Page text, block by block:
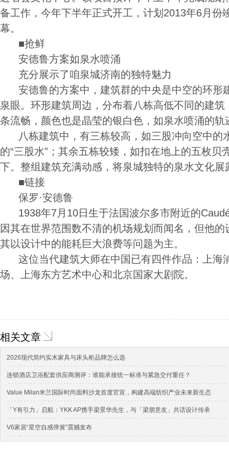
备工作，今年下半年正式开工，计划2013年6月份
幕。
■抢鲜
安德鲁方案如泉水喷涌
充分展示了咱泉城济南的独特魅力
安德鲁的方案中，建筑群的中央是中空的环形
泉眼。环形建筑周边，分布着八栋高低不同的建
条流畅，颜色也是晶莹的银白色，如泉水喷涌的轨
八栋建筑中，有三栋较高，如三股冲向空中的
的“三股水”；其余五栋较矮，如扣在地上的五枚贝
下。整组建筑充满动感，将泉城独特的泉水文化展
■链接
保罗·安德鲁
1938年7月10日生于法国波尔多市附近的
因其在世界范围数不清的机场规划而闻名，但他
其以设计中的能耗巨大浪费等问题为主。
这位当代建筑大师在中国已有四件作品：上海
场、上海东方艺术中心和北京国家大剧院。
相关文章
2026现代简约实木家具与床头柜品牌怎么选
连锁酒店卫浴配套供应商测评：谁能承接统一标准与紧急交付重任？
Value Milan米兰国际时尚面料沙龙首度官宣，构建高端纺织产业未来新生态
「Y有引力」启航：YKK AP携手梁景华先生，与「梁朋意友」共话设计传承
V6家居“星空自感弹簧”震撼发布